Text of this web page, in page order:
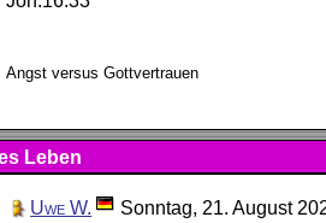
Angst versus Gottvertrauen
Leben
Uwe W.
Sonntag, 21. August